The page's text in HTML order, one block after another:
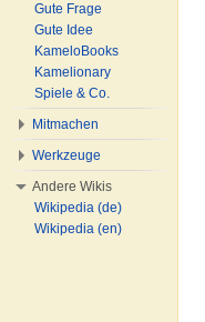
Gute Frage
Gute Idee
KameloBooks
Kamelionary
Spiele & Co.
Mitmachen
Werkzeuge
Andere Wikis
Wikipedia (de)
Wikipedia (en)